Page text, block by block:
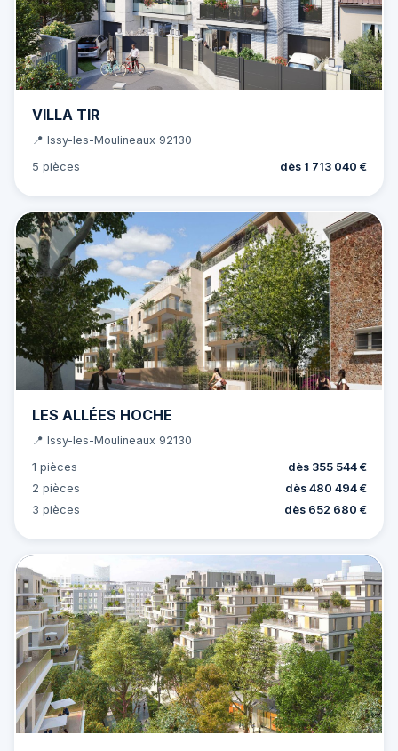
VILLA TIR
📍 Issy-les-Moulineaux 92130
5 pièces
dès 1 713 040 €
LES ALLÉES HOCHE
📍 Issy-les-Moulineaux 92130
1 pièces
dès 355 544 €
2 pièces
dès 480 494 €
3 pièces
dès 652 680 €